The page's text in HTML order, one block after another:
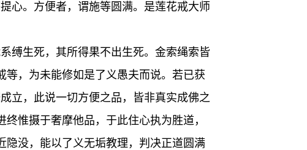
心。方便者，谓施等圆满。是莲花戒大师
缚生死，其所得果不出生死。金索绳索皆
，为未能修如是了义愚夫而说。若已获
立，此说一切方便之品，皆非真实成佛之
惟摄于奢摩他品，于此住心执为胜道，
隐没，能以了义无垢教理，判决正道圆满